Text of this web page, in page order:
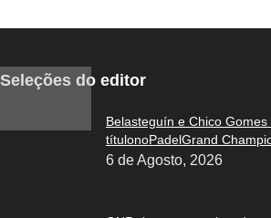
Seleções do editor
Belasteguín e Chico Gomes
títulonoPadelGrand
6 de Agosto, 2026